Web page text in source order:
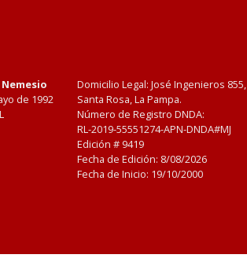
de 1992
Domicilio Legal: José Ingenieros 855,
Santa Rosa, La Pampa.
Número de Registro DNDA:
RL-2019-55551274-APN-DNDA#MJ
Edición # 9419
Fecha de Edición: 8/08/2026
Fecha de Inicio: 19/10/2000